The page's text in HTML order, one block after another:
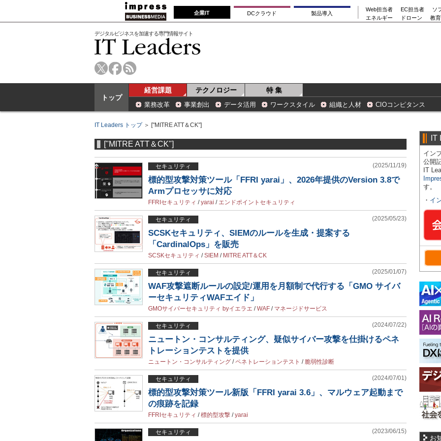
企業IT DCクラウド 製品導入
Web担当者 EC担当者
ソ
エネルギー
ドローン 教
デジタルビジネスを加速する専門情報サイト
トップ
経営課題 テクノロジー 特 集
業務改革 事業創出 データ活用 ワークスタイル 組織と人材 CIOコンピタンス
IT Leaders トップ＞ ["MITRE ATT＆CK"]
["MITRE ATT＆CK"]
セキュリティ (2025/11/19)
標的型攻撃対策ツール「FFRI yarai」、2026年提供のVersion 3.8で
Armプロセッサに対応
FFRIセキュリティ /yarai / エンドポイントセキュリティ
セキュリティ (2025/05/23)
SCSKセキュリティ、SIEMのルールを生成・提案する
「CardinalOps」を販売
SCSKセキュリティ /SIEM / MITRE ATT＆CK
セキュリティ (2025/01/07)
WAF攻撃遮断ルールの設定/運用を月額制で代行する「GMO サイバ
ーセキュリティWAFエイド」
GMOサイバーセキュリティ byイエラエ /WAF / マネージドサービス
セキュリティ (2024/07/22)
ニュートン・コンサルティング、疑似サイバー攻撃を仕掛けるペネ
トレーションテストを提供
ニュートン・コンサルティング /ペネトレーションテスト / 脆弱性診断
セキュリティ (2024/07/01)
標的型攻撃対策ツール新版「FFRI yarai 3.6」、マルウェア起動まで
の痕跡を記録
FFRIセキュリティ /標的型攻撃 /yarai
セキュリティ (2023/06/15)
IT
イン
公開
IT
す。
・ イ
お